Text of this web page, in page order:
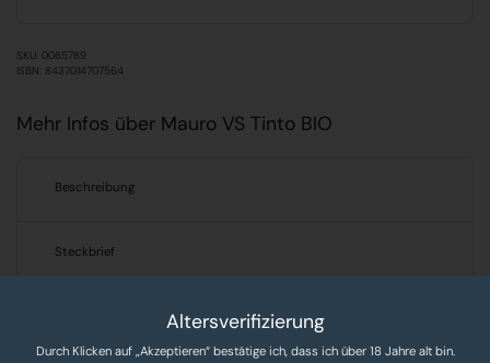
SKU: 0065789
ISBN: 8437014707564
Mehr Infos über Mauro VS Tinto BIO
Beschreibung
Steckbrief
Verantwortlicher Lebensmittelunternehmer
Altersverifizierung
Durch Klicken auf „Akzeptieren“ bestätige ich, dass ich über 18 Jahre alt bin.